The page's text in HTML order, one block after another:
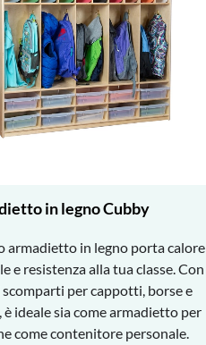
in legno Cubby
armadietto in legno porta calore
e resistenza alla tua classe. Con
per cappotti, borse e
è ideale sia come armadietto per
come contenitore personale.